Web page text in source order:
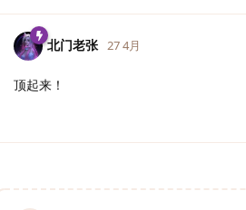
北门老张 27 4月
顶起来！